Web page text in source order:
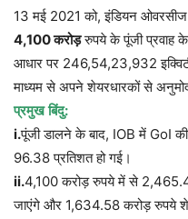
13 मई 2021 को, इंडियन
4,100करोड़रुपये के पूंजी प्रवाह
आधार पर 246,54,23,932
माध्यम से अपने शेयरधारकों से
प्रमुख बिंदु:
i.पूंजी डालने के बाद, IOB में GoI
96.38 प्रतिशत हो गई।
ii.4,100 करोड़ रुपये में से
जाएंगे और 1,634.58 करोड़ रुपये